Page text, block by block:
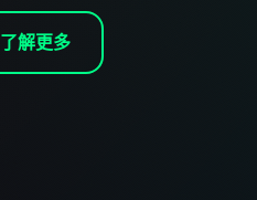
了解更多